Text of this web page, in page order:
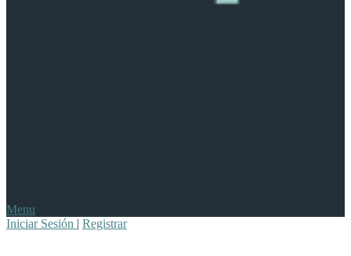
Menu
Iniciar Sesión | Registrar